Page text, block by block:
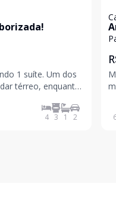
1 suíte. Um dos
térreo, enquanto
1 na lavanderia e
4 3 1 2